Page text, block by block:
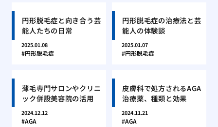
円形脱毛症と向き合う芸
能人たちの日常
2025.01.08
円形脱毛症
円形脱毛症の治療法と芸
能人の体験談
2025.01.07
円形脱毛症
薄毛専門サロンやクリニ
ック併設美容院の活用
2024.12.12
AGA
皮膚科で処方されるAGA
治療薬、種類と効果
2024.11.21
AGA